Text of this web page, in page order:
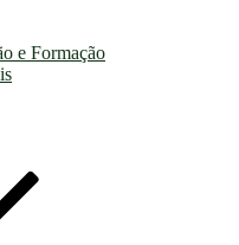
e Formação